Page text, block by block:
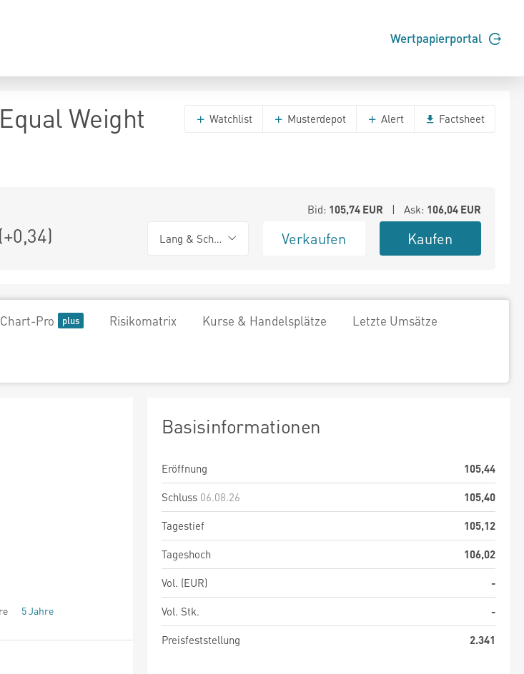
Wertpapierportal
Weight Watchlist Musterdepot Alert Factsheet
Bid: 105,74EUR | Ask: 106,04EUR
(+0,34) Lang & Schwarz Verkaufen Kaufen
Chart-Pro Risikomatrix Kurse & Handelsplätze Letzte Umsätze
5 Jahre
Basisinformationen
Eröffnung
105,44
Schluss 06.08.26
105,40
Tagestief
105,12
Tageshoch
106,02
Vol. (EUR)
-
Vol. Stk.
-
Preisfeststellung
2.341